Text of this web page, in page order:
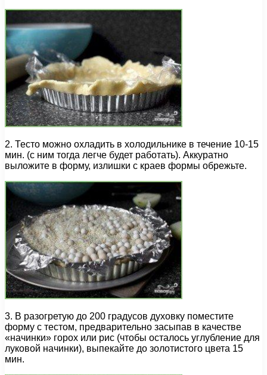
2. Тесто можно охладить в холодильнике в течение 10-15
мин. (с ним тогда легче будет работать). Аккуратно
выложите в форму, излишки с краев формы обрежьте.
3. В разогретую до 200 градусов духовку поместите
форму с тестом, предварительно засыпав в качестве
«начинки» горох или рис (чтобы осталось углубление для
луковой начинки), выпекайте до золотистого цвета 15
мин.